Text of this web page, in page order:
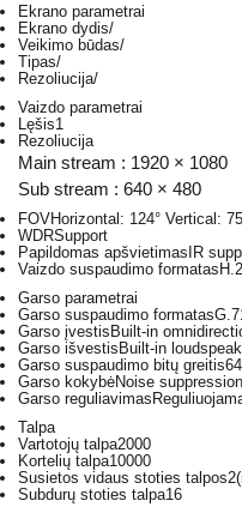
Ekrano parametrai
Ekrano dydis/
Veikimo būdas/
Tipas/
Rezoliucija/
Vaizdo parametrai
Lęšis1
Rezoliucija
Main stream : 1920 × 1080
Sub stream : 640 × 480
FOVHorizontal: 124° Vertical:
WDRSupport
Papildomas apšvietimas IR
Vaizdo suspaudimo formatas
Garso parametrai
Garso suspaudimo formatas
Garso įvestis Built-in
Garso išvestis Built-in
Garso suspaudimo bitų greitis
Garso kokybėNoise
Garso reguliavimas
Talpa
Vartotojų talpa2000
Kortelių talpa10000
Susietos vidaus stoties talpos
Subdurų stoties talpa16